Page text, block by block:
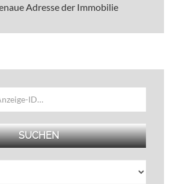
Adresse der Immobilie